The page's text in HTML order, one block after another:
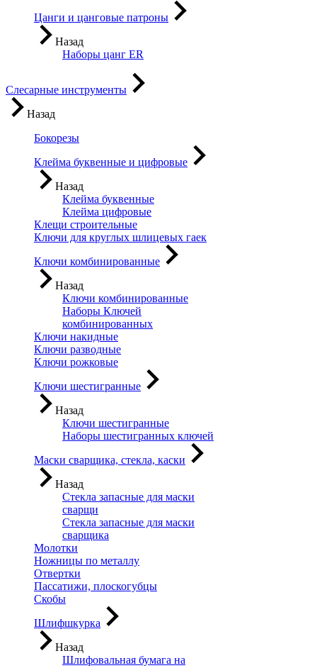
Цанги и цанговые патроны
Назад
Наборы цанг ER
Слесарные инструменты
Назад
Бокорезы
Клейма буквенные и цифровые
Назад
Клейма буквенные
Клейма цифровые
Клещи строительные
Ключи для круглых шлицевых гаек
Ключи комбинированные
Назад
Ключи комбинированные
Наборы Ключей
комбинированных
Ключи накидные
Ключи разводные
Ключи рожковые
Ключи шестигранные
Назад
Ключи шестигранные
Наборы шестигранных ключей
Маски сварщика, стекла, каски
Назад
Стекла запасные для маски
сварщи
Стекла запасные для маски
сварщика
Молотки
Ножницы по металлу
Отвертки
Пассатижи, плоскогубцы
Скобы
Шлифшкурка
Назад
Шлифовальная бумага на